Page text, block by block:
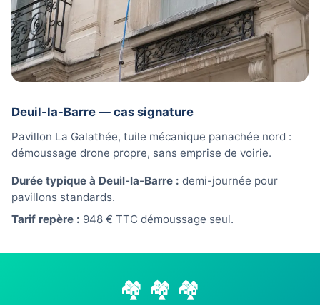
Deuil-la-Barre — cas signature
Pavillon La Galathée, tuile mécanique panachée nord :
démoussage drone propre, sans emprise de voirie.
Durée typique à Deuil-la-Barre : demi-journée pour
pavillons standards.
Tarif repère : 948 € TTC démoussage seul.
🏘️ 🏘️ 🏘️